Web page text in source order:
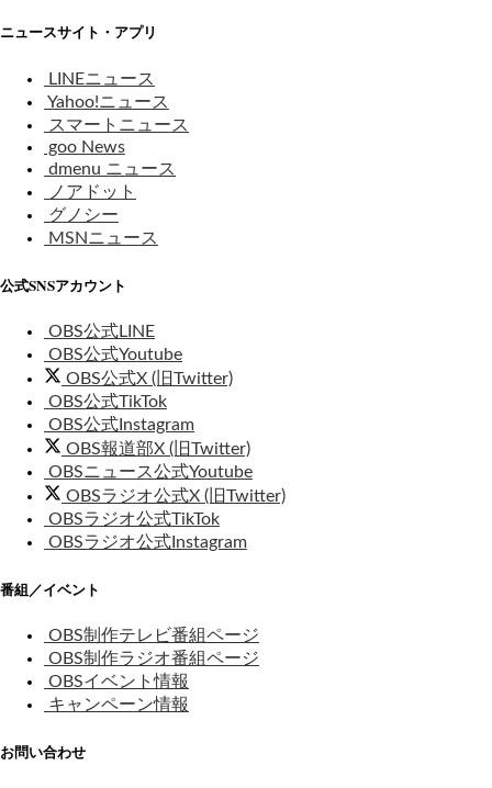
ニュースサイト・アプリ
LINEニュース
Yahoo!ニュース
スマートニュース
goo News
dmenu ニュース
ノアドット
グノシー
MSNニュース
公式SNSアカウント
OBS公式LINE
OBS公式Youtube
OBS公式X (旧Twitter)
OBS公式TikTok
OBS公式Instagram
OBS報道部X (旧Twitter)
OBSニュース公式Youtube
OBSラジオ公式X (旧Twitter)
OBSラジオ公式TikTok
OBSラジオ公式Instagram
番組／イベント
OBS制作テレビ番組ページ
OBS制作ラジオ番組ページ
OBSイベント情報
キャンペーン情報
お問い合わせ